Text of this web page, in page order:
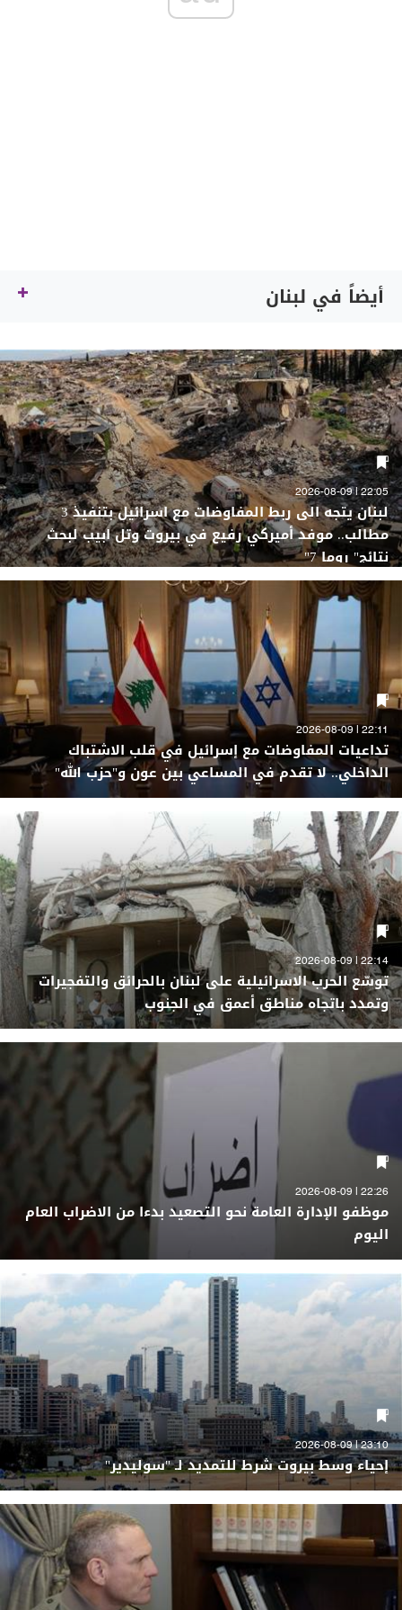
أيضاً في لبنان
22:05 | 2026-08-09
لبنان يتجه الى ربط المفاوضات مع اسرائيل بتنفيذ 3
مطالب.. موفد أميركي رفيع في بيروت وتل ابيب لبحث
نتائج" روما 7"
22:11 | 2026-08-09
تداعيات المفاوضات مع إسرائيل في قلب الاشتباك
الداخلي.. لا تقدم في المساعي بين عون و"حزب الله"
22:14 | 2026-08-09
توسّع الحرب الاسرائيلية على لبنان بالحرائق والتفجيرات
وتمدد باتجاه مناطق أعمق في الجنوب
22:26 | 2026-08-09
موظفو الإدارة العامة نحو التصعيد بدءا من الاضراب العام
اليوم
23:10 | 2026-08-09
إحياء وسط بيروت شرط للتمديد لـ "سوليدير"